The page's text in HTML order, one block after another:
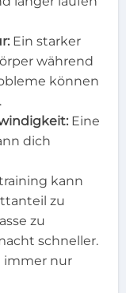
Ein starker
während
können
Eine
dich
kann
zu
zu
schneller.
immer nur